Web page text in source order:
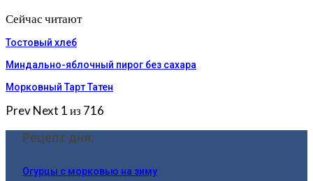
Сейчас читают
Тостовый хлеб
Миндально-яблочный пирог без сахара
Морковный Тарт Татен
PrevNext 1 из 716
Рецепт дня:
Огурцы с морковью на зиму